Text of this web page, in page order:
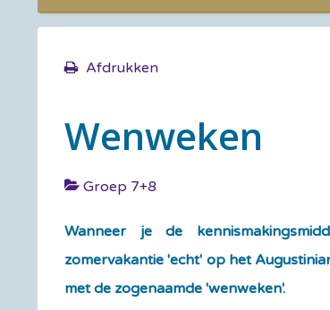
Afdrukken
Wenweken
Groep 7+8
Wanneer je de
zomervakantie 'echt' op het
met de zogenaamde 'wenweken'.